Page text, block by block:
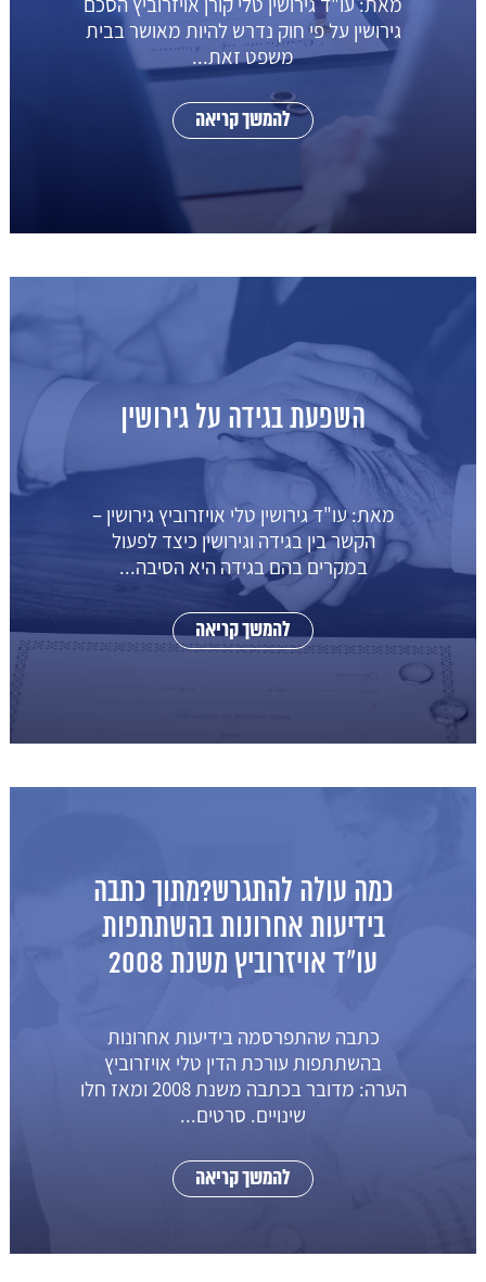
גירושין על פי חוק נדרש להיות מאושר בבית
משפט זאת...
להמשך קריאה
השפעת בגידה על גירושין
מאת: עו"ד גירושין טלי אויזרוביץ גירושין –
הקשר בין בגידה וגירושין כיצד לפעול
במקרים בהם בגידה היא הסיבה...
להמשך קריאה
כמה עולה להתגרש?מתוך כתבה
בידיעות אחרונות בהשתתפות
עו"ד אויזרוביץ משנת 2008
כתבה שהתפרסמה בידיעות אחרונות
בהשתתפות עורכת הדין טלי אויזרוביץ
הערה: מדובר בכתבה משנת 2008 ומאז חלו
שינויים. סרטים...
להמשך קריאה